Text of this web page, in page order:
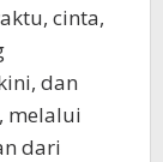
cinta,
dan
melalui
dari